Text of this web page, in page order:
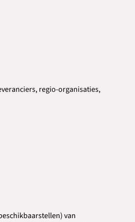
regio-organisaties,
van